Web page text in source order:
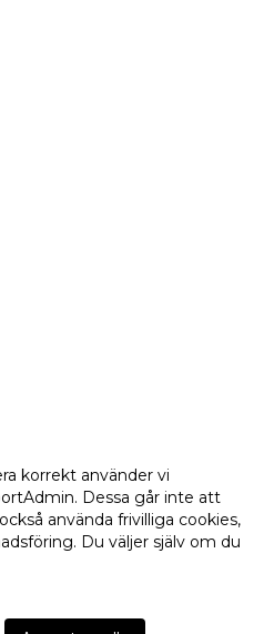
korrekt använder vi
Dessa går inte att
använda frivilliga cookies,
Du väljer själv om du